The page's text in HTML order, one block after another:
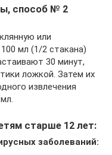
способ № 2
или
мл (1/2 стакана)
30 минут,
ложкой. Затем их
извлечения
старше 12 лет:
заболеваний: